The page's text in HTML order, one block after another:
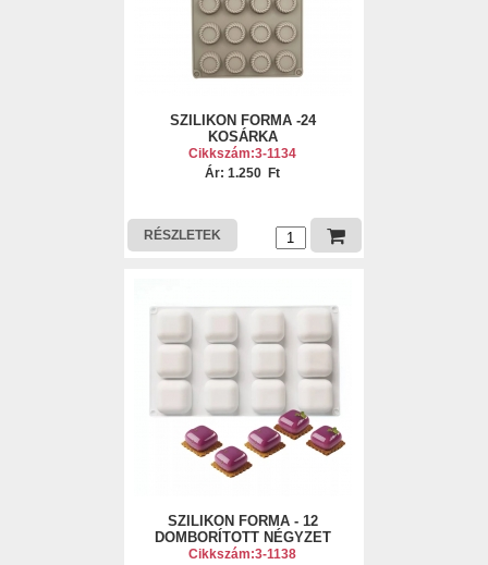
SZILIKON FORMA -24
KOSÁRKA
Cikkszám:3-1134
Ár: 1.250 Ft
RÉSZLETEK
SZILIKON FORMA - 12
DOMBORÍTOTT NÉGYZET
Cikkszám:3-1138